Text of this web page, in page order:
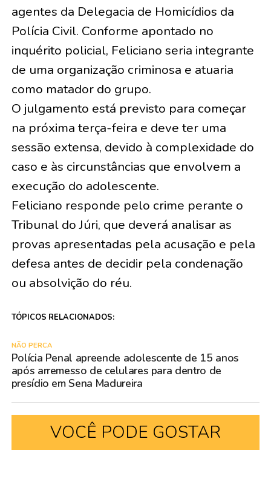
agentes da Delegacia de Homicídios da
Polícia Civil. Conforme apontado no
inquérito policial, Feliciano seria integrante
de uma organização criminosa e atuaria
como matador do grupo.
O julgamento está previsto para começar
na próxima terça-feira e deve ter uma
sessão extensa, devido à complexidade do
caso e às circunstâncias que envolvem a
execução do adolescente.
Feliciano responde pelo crime perante o
Tribunal do Júri, que deverá analisar as
provas apresentadas pela acusação e pela
defesa antes de decidir pela condenação
ou absolvição do réu.
TÓPICOS RELACIONADOS:
NÃO PERCA
Polícia Penal apreende adolescente de 15 anos
após arremesso de celulares para dentro de
presídio em Sena Madureira
VOCÊ PODE GOSTAR